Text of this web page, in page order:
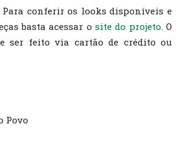
conferir os looks disponíveis e
basta acessar o site do projeto. O
ser feito via cartão de crédito ou
Povo